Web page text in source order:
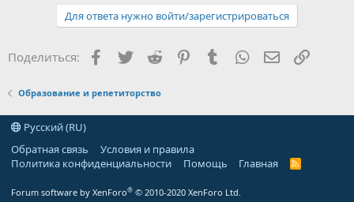
Для ответа нужно войти/зарегистрироваться
Поделиться: Facebook
TwitterReddit PinterestTumblr WhatsApp Ссылка
Образование и репетиторство
Русский (RU)
Обратная связь
Условия и правила
Политика конфиденциальности
Помощь Главная
R
Forum software by XenForo® © 2010-2020 XenForo Ltd.